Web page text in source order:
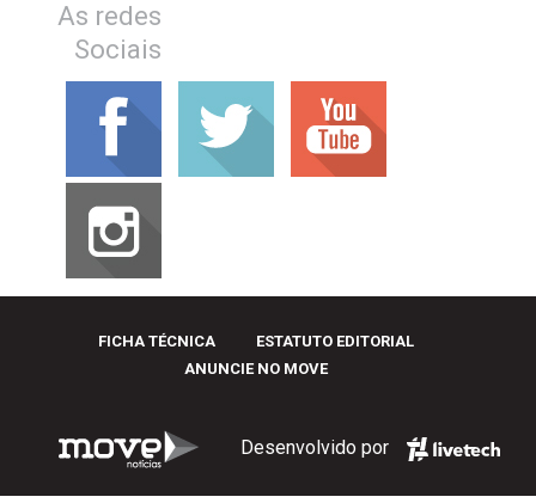
As redes
Sociais
FICHA TÉCNICA
ESTATUTO EDITORIAL
ANUNCIE NO MOVE
Desenvolvido por